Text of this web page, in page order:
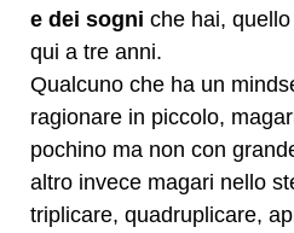
e dei sogni che hai,
qui a tre anni.
Qualcuno che ha un
ragionare in piccolo,
pochino ma non con
altro invece magari nello
triplicare, quadruplicare,